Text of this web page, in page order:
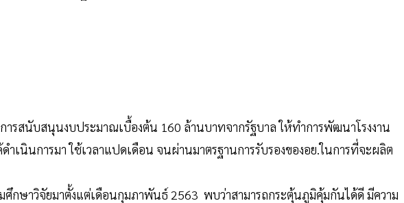
ารสนับสนุนงบประมาณเบื้องต้น 160 ล้านบาทจากรัฐบาล ให้ทำการพัฒนาโรงงาน
ำเนินการมา ใช้เวลาแปดเดือน จนผ่านมาตรฐานการรับรองของอย.ในการที่จะผลิต
ศึกษาวิจัยมาตั้งแต่เดือนกุมภาพันธ์ 2563 พบว่าสามารถกระตุ้นภูมิคุ้มกันได้ดี มีความ